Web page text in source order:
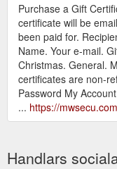
Purchase a Gift
certificate will be
been paid for.
Name. Your e-mail.
Christmas. General.
certificates are non-
Password My
... https://
Handlars